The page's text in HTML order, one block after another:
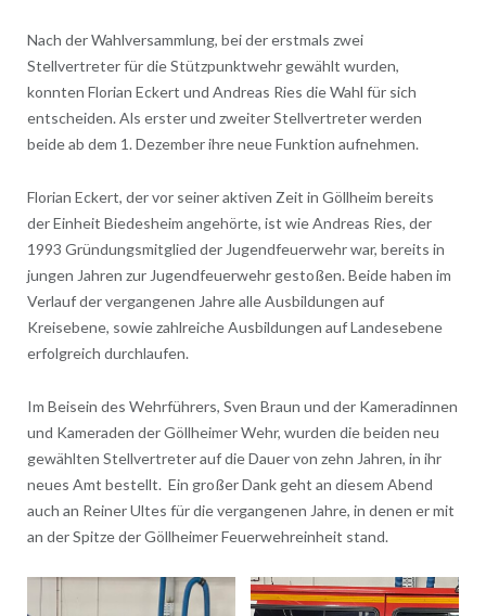
Nach der Wahlversammlung, bei der erstmals zwei
Stellvertreter für die Stützpunktwehr gewählt wurden,
konnten Florian Eckert und Andreas Ries die Wahl für sich
entscheiden. Als erster und zweiter Stellvertreter werden
beide ab dem 1. Dezember ihre neue Funktion aufnehmen.
Florian Eckert, der vor seiner aktiven Zeit in Göllheim bereits
der Einheit Biedesheim angehörte, ist wie Andreas Ries, der
1993 Gründungsmitglied der Jugendfeuerwehr war, bereits in
jungen Jahren zur Jugendfeuerwehr gestoßen. Beide haben im
Verlauf der vergangenen Jahre alle Ausbildungen auf
Kreisebene, sowie zahlreiche Ausbildungen auf Landesebene
erfolgreich durchlaufen.
Im Beisein des Wehrführers, Sven Braun und der Kameradinnen
und Kameraden der Göllheimer Wehr, wurden die beiden neu
gewählten Stellvertreter auf die Dauer von zehn Jahren, in ihr
neues Amt bestellt. Ein großer Dank geht an diesem Abend
auch an Reiner Ultes für die vergangenen Jahre, in denen er mit
an der Spitze der Göllheimer Feuerwehreinheit stand.